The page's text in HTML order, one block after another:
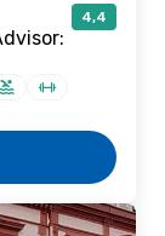
4,4